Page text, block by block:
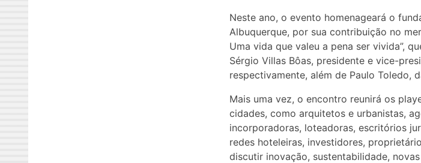
Neste ano, o evento homenageará o
Albuquerque, por sua contribuição no
Uma vida que valeu a pena ser vivida”,
Sérgio Villas Bôas, presidente e vice-
respectivamente, além de Paulo Toledo,
Mais uma vez, o encontro reunirá os
cidades, como arquitetos e urbanistas,
incorporadoras, loteadoras, escritórios
redes hoteleiras, investidores,
discutir inovação, sustentabilidade,